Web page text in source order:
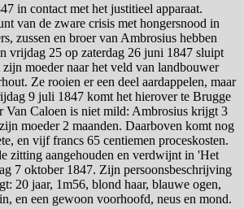
in contact met het justitieel apparaat.
van de zware crisis met hongersnood in
zussen en broer van Ambrosius hebben
vrijdag 25 op zaterdag 26 juni 1847 sluipt
moeder naar het veld van landbouwer
Ze rooien er een deel aardappelen, maar
9 juli 1847 komt het hierover te Brugge
Van Caloen is niet mild: Ambrosius krijgt 3
moeder 2 maanden. Daarboven komt nog
en vijf francs 65 centiemen proceskosten.
zitting aangehouden en verdwijnt in 'Het
7 oktober 1847. Zijn persoonsbeschrijving
20 jaar, 1m56, blond haar, blauwe ogen,
en een gewoon voorhoofd, neus en mond.